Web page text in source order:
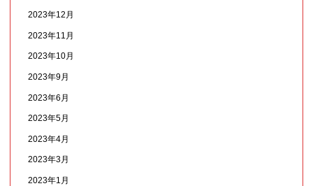
2023年12月
2023年11月
2023年10月
2023年9月
2023年6月
2023年5月
2023年4月
2023年3月
2023年1月